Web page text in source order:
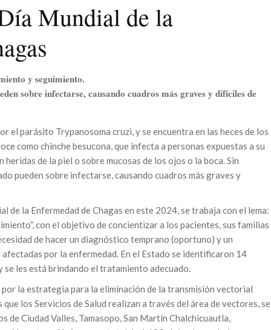
Mundial de la
y seguimiento.
sobre infectarse, causando cuadros más graves y difíciles de
el parásito Trypanosoma cruzi, y se encuentra en las heces de los
como chinche besucona, que infecta a personas expuestas a su
de la piel o sobre mucosas de los ojos o la boca. Sin
pueden sobre infectarse, causando cuadros más graves y
de la Enfermedad de Chagas en este 2024, se trabaja con el lema:
con el objetivo de concientizar a los pacientes, sus familias
de hacer un diagnóstico temprano (oportuno) y un
por la enfermedad. En el Estado se identificaron 14
les está brindando el tratamiento adecuado.
la estrategia para la eliminación de la transmisión vectorial
los Servicios de Salud realizan a través del área de vectores, se
de Ciudad Valles, Tamasopo, San Martín Chalchicuautla,